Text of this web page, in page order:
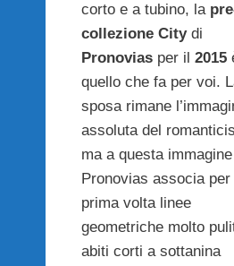
corto e a tubino, la
collezione Citydi
Pronovias per il 2015
quello che fa per voi.
sposa rimane
assoluta del
ma a questa immagine
Pronovias associa per
prima volta linee
geometriche molto
abiti corti a sottanina